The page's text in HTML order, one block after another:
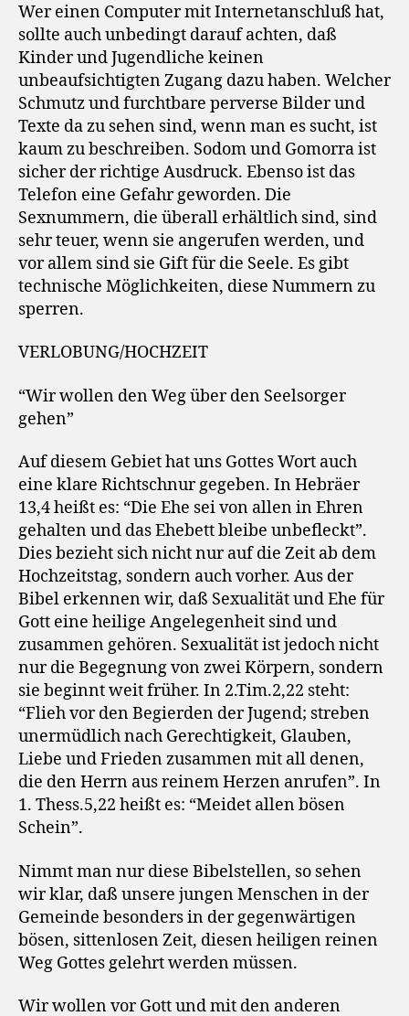
Wer einen Computer mit Internetanschluß hat,
sollte auch unbedingt darauf achten, daß
Kinder und Jugendliche keinen
unbeaufsichtigten Zugang dazu haben. Welcher
Schmutz und furchtbare perverse Bilder und
Texte da zu sehen sind, wenn man es sucht, ist
kaum zu beschreiben. Sodom und Gomorra ist
sicher der richtige Ausdruck. Ebenso ist das
Telefon eine Gefahr geworden. Die
Sexnummern, die überall erhältlich sind, sind
sehr teuer, wenn sie angerufen werden, und
vor allem sind sie Gift für die Seele. Es gibt
technische Möglichkeiten, diese Nummern zu
sperren.
VERLOBUNG/HOCHZEIT
“Wir wollen den Weg über den Seelsorger
gehen”
Auf diesem Gebiet hat uns Gottes Wort auch
eine klare Richtschnur gegeben. In Hebräer
13,4 heißt es: “Die Ehe sei von allen in Ehren
gehalten und das Ehebett bleibe unbefleckt”.
Dies bezieht sich nicht nur auf die Zeit ab dem
Hochzeitstag, sondern auch vorher. Aus der
Bibel erkennen wir, daß Sexualität und Ehe für
Gott eine heilige Angelegenheit sind und
zusammen gehören. Sexualität ist jedoch nicht
nur die Begegnung von zwei Körpern, sondern
sie beginnt weit früher. In 2.Tim.2,22 steht:
“Flieh vor den Begierden der Jugend; streben
unermüdlich nach Gerechtigkeit, Glauben,
Liebe und Frieden zusammen mit all denen,
die den Herrn aus reinem Herzen anrufen”. In
1. Thess.5,22 heißt es: “Meidet allen bösen
Schein”.
Nimmt man nur diese Bibelstellen, so sehen
wir klar, daß unsere jungen Menschen in der
Gemeinde besonders in der gegenwärtigen
bösen, sittenlosen Zeit, diesen heiligen reinen
Weg Gottes gelehrt werden müssen.
Wir wollen vor Gott und mit den anderen